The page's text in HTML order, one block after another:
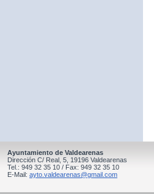
Ayuntamiento de Valdearenas
Dirección C/ Real, 5, 19196 Valdearenas
Tel.: 949 32 35 10 / Fax: 949 32 35 10
E-Mail: ayto.valdearenas@gmail.com